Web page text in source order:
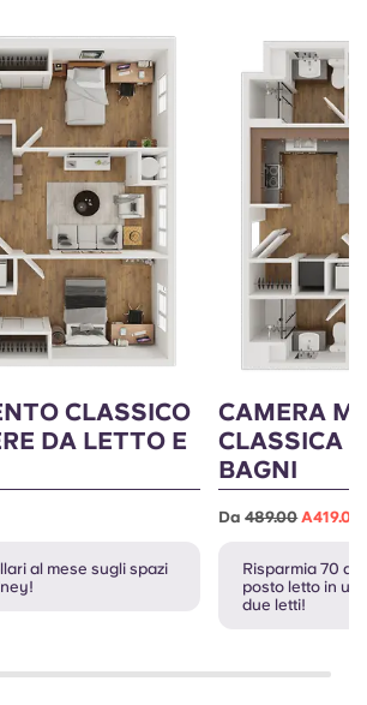
CLASSICO
DA LETTO E
al mese sugli spazi
CAMERA
CLASSICA
BAGNI
Da489.00 A419.00
Risparmia 70
posto letto in
due letti!